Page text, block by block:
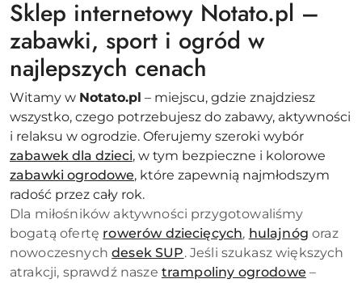
Sklep internetowy Notato.pl –
zabawki, sport i ogród w
najlepszych cenach
Witamy w Notato.pl – miejscu, gdzie znajdziesz
wszystko, czego potrzebujesz do zabawy, aktywności
i relaksu w ogrodzie. Oferujemy szeroki wybór
zabawek dla dzieci, w tym bezpieczne i kolorowe
zabawki ogrodowe, które zapewnią najmłodszym
radość przez cały rok.
Dla miłośników aktywności przygotowaliśmy
bogatą ofertę rowerów dziecięcych, hulajnóg oraz
nowoczesnychdesek SUP. Jeśli szukasz większych
atrakcji, sprawdź nasze trampoliny ogrodowe –